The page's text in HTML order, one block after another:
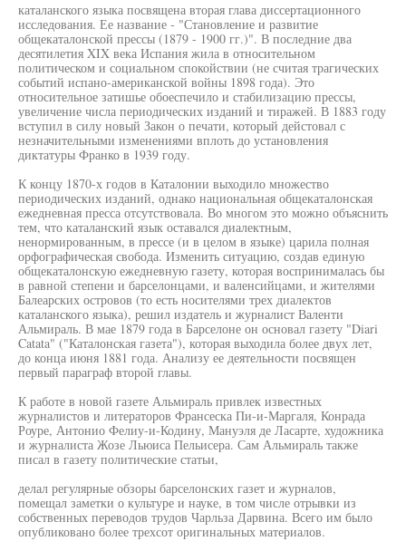
каталанского языка посвящена вторая глава диссертационного
исследования. Ее название - "Становление и развитие
общекаталонской прессы (1879 - 1900 гг.)". В последние два
десятилетия XIX века Испания жила в относительном
политическом и социальном спокойствии (не считая трагических
событий испано-американской войны 1898 года). Это
относительное затишье обоеспечило и стабилизацию прессы,
увеличение числа периодических изданий и тиражей. В 1883 году
вступил в силу новый Закон о печати, который дейстовал с
незначительными изменениями вплоть до установления
диктатуры Франко в 1939 году.
К концу 1870-х годов в Каталонии выходило множество
периодических изданий, однако национальная общекаталонская
ежедневная пресса отсутствовала. Во многом это можно объяснить
тем, что каталанский язык оставался диалектным,
ненормированным, в прессе (и в целом в языке) царила полная
орфографическая свобода. Изменить ситуацию, создав единую
общекаталонскую ежедневную газету, которая воспринималась бы
в равной степени и барселонцами, и валенсийцами, и жителями
Балеарских островов (то есть носителями трех диалектов
каталанского языка), решил издатель и журналист Валенти
Альмираль. В мае 1879 года в Барселоне он основал газету "Diari
Catata" ("Каталонская газета"), которая выходила более двух лет,
до конца июня 1881 года. Анализу ее деятельности посвящен
первый параграф второй главы.
К работе в новой газете Альмираль привлек известных
журналистов и литераторов Франсеска Пи-и-Маргаля, Конрада
Роуре, Антонио Фелиу-и-Кодину, Мануэля де Ласарте, художника
и журналиста Жозе Льюиса Пельисера. Сам Альмираль также
писал в газету политические статьи,
делал регулярные обзоры барселонских газет и журналов,
помещал заметки о культуре и науке, в том числе отрывки из
собственных переводов трудов Чарльза Дарвина. Всего им было
опубликовано более трехсот оригинальных материалов.